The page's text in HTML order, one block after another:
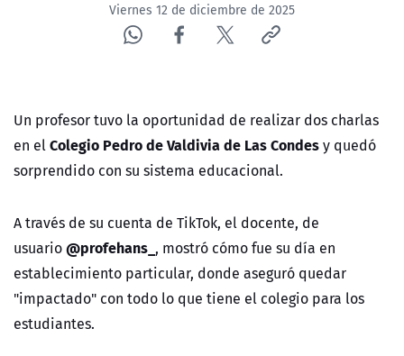
ÁREA DE PROYECTOSViernes 12 de diciembre de 2025
Un profesor tuvo la oportunidad de realizar dos charlas
en elColegio Pedro de Valdivia de Las Condesy quedó
sorprendido con su sistema educacional.
A través de su cuenta de TikTok, el docente, de
usuario@profehans_ , mostró cómo fue su día en
establecimiento particular, donde aseguró quedar
"impactado" con todo lo que tiene el colegio para los
estudiantes.